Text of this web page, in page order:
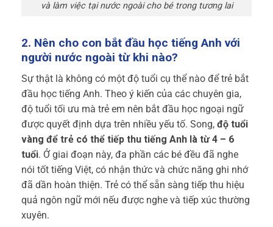
và làm việc tại nước ngoài cho bé trong tương lai
2. Nên cho con bắt đầu học tiếng Anh với
người nước ngoài từ khi nào?
Sự thật là không có một độ tuổi cụ thể nào để trẻ bắt
đầu học tiếng Anh. Theo ý kiến của các chuyên gia,
độ tuổi tối ưu mà trẻ em nên bắt đầu học ngoại ngữ
được quyết định dựa trên nhiều yếu tố. Song, độ tuổi
vàng để trẻ có thể tiếp thu tiếng Anh là từ 4 – 6
tuổi. Ở giai đoạn này, đa phần các bé đều đã nghe
nói tốt tiếng Việt, có nhận thức và chức năng ghi nhớ
đã dần hoàn thiện. Trẻ có thể sẵn sàng tiếp thu hiệu
quả ngôn ngữ mới nếu được nghe và tiếp xúc thường
xuyên.